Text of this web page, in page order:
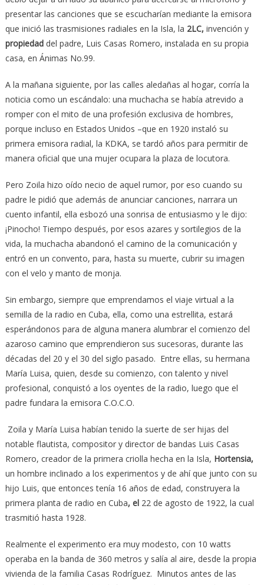
presentar las canciones que se escucharían mediante la emisora
que inició las trasmisiones radiales en la Isla, la 2LC, invención y
propiedaddel padre, Luis Casas Romero, instalada en su propia
casa, en Ánimas No.99.
A la mañana siguiente, por las calles aledañas al hogar, corría la
noticia como un escándalo: una muchacha se había atrevido a
romper con el mito de una profesión exclusiva de hombres,
porque incluso en Estados Unidos –que en 1920 instaló su
primera emisora radial, la KDKA, se tardó años para permitir de
manera oficial que una mujer ocupara la plaza de locutora.
Pero Zoila hizo oído necio de aquel rumor, por eso cuando su
padre le pidió que además de anunciar canciones, narrara un
cuento infantil, ella esbozó una sonrisa de entusiasmo y le dijo:
¡Pinocho! Tiempo después, por esos azares y sortilegios de la
vida, la muchacha abandonó el camino de la comunicación y
entró en un convento, para, hasta su muerte, cubrir su imagen
con el velo y manto de monja.
Sin embargo, siempre que emprendamos el viaje virtual a la
semilla de la radio en Cuba, ella, como una estrellita, estará
esperándonos para de alguna manera alumbrar el comienzo del
azaroso camino que emprendieron sus sucesoras, durante las
décadas del 20 y el 30 del siglo pasado. Entre ellas, su hermana
María Luisa, quien, desde su comienzo, con talento y nivel
profesional, conquistó a los oyentes de la radio, luego que el
padre fundara la emisora C.O.C.O.
Zoila y María Luisa habían tenido la suerte de ser hijas del
notable flautista, compositor y director de bandas Luis Casas
Romero, creador de la primera criolla hecha en la Isla, Hortensia,
un hombre inclinado a los experimentos y de ahí que junto con su
hijo Luis, que entonces tenía 16 años de edad, construyera la
primera planta de radio en Cuba, el22 de agosto de 1922, la cual
trasmitió hasta 1928.
Realmente el experimento era muy modesto, con 10 watts
operaba en la banda de 360 metros y salía al aire, desde la propia
vivienda de la familia Casas Rodríguez. Minutos antes de las